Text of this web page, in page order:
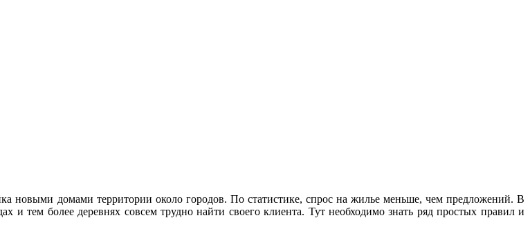
новыми домами территории около городов. По статистике, спрос на жилье меньше, чем предложений. В
и тем более деревнях совсем трудно найти своего клиента. Тут необходимо знать ряд простых правил и